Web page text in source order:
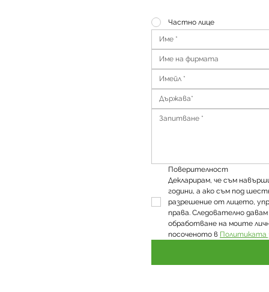
Частно лице
Държава*
Поверителност
Декларирам, че съм
години, а ако съм под
разрешение от лицето,
права. Следователно
обработване на моите
посоченото в Политиката